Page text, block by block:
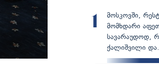
1
მოსკოვში,
მომხდარი
სავარაუდოდ,
ქალიშვილი